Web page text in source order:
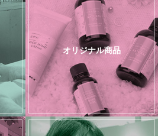
オリジナル商品